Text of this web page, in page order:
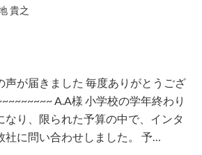
貴之
が届きました 毎度ありがとうござ
A.A様 小学校の学年終わり
なり、限られた予算の中で、インタ
社に問い合わせしました。 予…